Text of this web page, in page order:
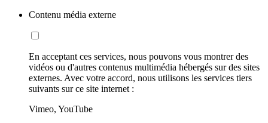
Contenu média externe
En acceptant ces services, nous pouvons vous montrer des
vidéos ou d'autres contenus multimédia hébergés sur des sites
externes. Avec votre accord, nous utilisons les services tiers
suivants sur ce site internet :
Vimeo, YouTube